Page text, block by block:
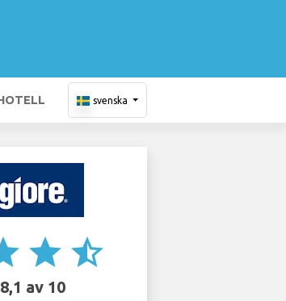
svenska
star star_half
av 10